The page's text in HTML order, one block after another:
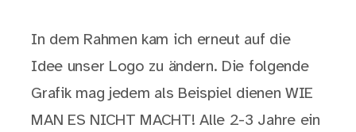
In dem Rahmen kam ich erneut auf die
Idee unser Logo zu ändern. Die folgende
Grafik mag jedem als Beispiel dienen WIE
MAN ES NICHT MACHT! Alle 2-3 Jahre ein